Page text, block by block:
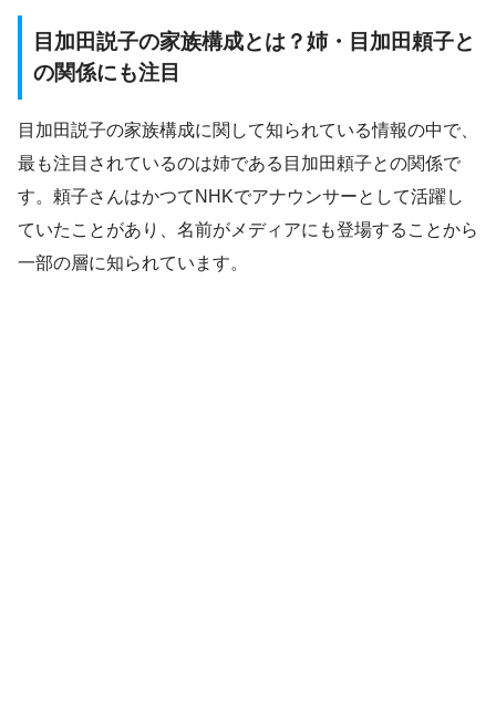
目加田説子の家族構成とは？姉・目加田頼子と
の関係にも注目
目加田説子の家族構成に関して知られている情報の中で、
最も注目されているのは姉である目加田頼子との関係で
す。頼子さんはかつてNHKでアナウンサーとして活躍し
ていたことがあり、名前がメディアにも登場することから
一部の層に知られています。